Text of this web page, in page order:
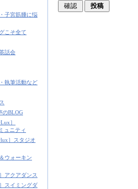
子宮筋腫に悩
こそ全て
話会
執筆活動など
のBLOG
］
ュニティ
］スタジオ
ウォーキン
アクアダンス
スイミングダ